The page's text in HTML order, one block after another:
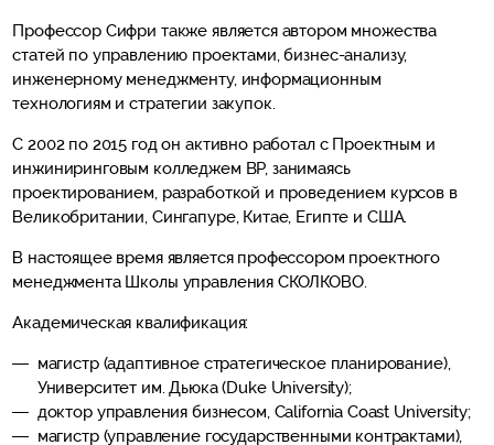
Профессор Сифри также является автором множества
статей по управлению проектами, бизнес-анализу,
инженерному менеджменту, информационным
технологиям и стратегии закупок.
С 2002 по 2015 год он активно работал с Проектным и
инжиниринговым колледжем BP, занимаясь
проектированием, разработкой и проведением курсов в
Великобритании, Сингапуре, Китае, Египте и США.
В настоящее время является профессором проектного
менеджмента Школы управления СКОЛКОВО.
Академическая квалификация:
магистр (адаптивное стратегическое планирование),
Университет им. Дьюка (Duke University);
доктор управления бизнесом, California Coast University;
магистр (управление государственными контрактами),